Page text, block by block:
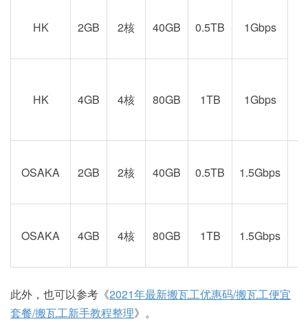
HK 2GB 2核 40GB 0.5TB 1Gbps
HK 4GB 4核 80GB 1TB 1Gbps
OSAKA 2GB 2核 40GB 0.5TB
1.5Gbps
OSAKA
4GB 4核 80GB 1TB 1.5Gbps
此外，也可以参考《2021年最新搬瓦工优惠码/搬瓦工便宜
套餐/搬瓦工新手教程整理》。